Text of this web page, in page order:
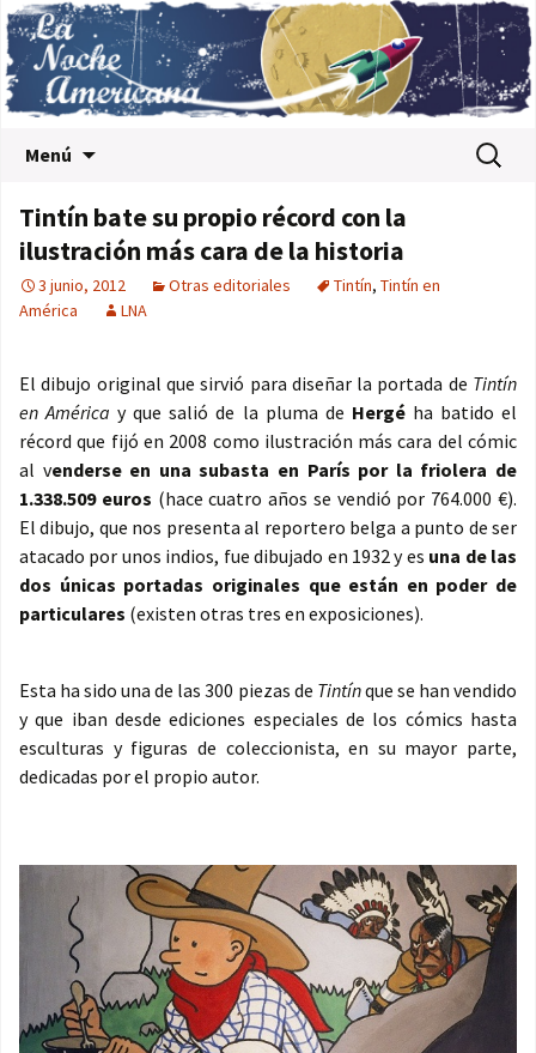
Menú Buscar:
Tintín bate su propio récord con la
ilustración más cara de la historia
3 junio, 2012 Otras editoriales Tintín, Tintín en
América
LNA
El dibujo original que sirvió para diseñar la portada de Tintín
en América y que salió de la pluma de Hergé ha batido el
récord que fijó en 2008 como ilustración más cara del cómic
al venderse en una subasta en París por la friolera de
1.338.509 euros (hace cuatro años se vendió por 764.000 €).
El dibujo, que nos presenta al reportero belga a punto de ser
atacado por unos indios, fue dibujado en 1932 y es una de las
dos únicas portadas originales que están en poder de
particulares (existen otras tres en exposiciones).
Esta ha sido una de las 300 piezas de Tintínque se han vendido
y que iban desde ediciones especiales de los cómics hasta
esculturas y figuras de coleccionista, en su mayor parte,
dedicadas por el propio autor.